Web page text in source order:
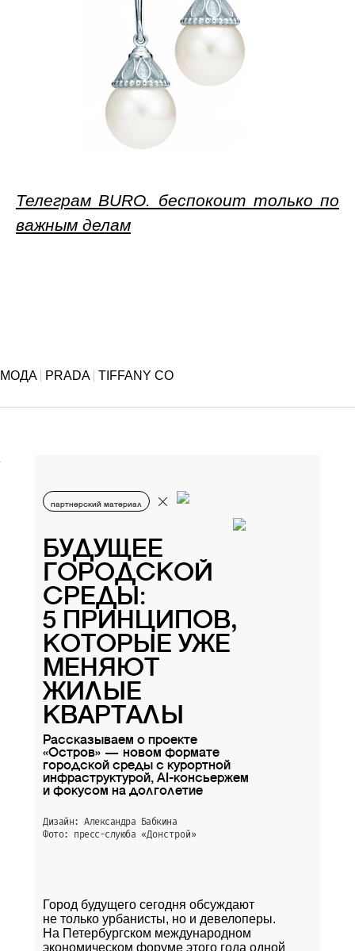
Телеграм BURO. беспокоит только по
важным делам
МОДА PRADA TIFFANY CO
партнерский материал
БУДУЩЕЕ
ГОРОДСКОЙ
СРЕДЫ:
5 ПРИНЦИПОВ,
КОТОРЫЕ УЖЕ
МЕНЯЮТ
ЖИЛЫЕ
КВАРТАЛЫ
Рассказываем о проекте
«Остров» — новом формате
городской среды с курортной
инфраструктурой, AI-консьержем
и фокусом на долголетие
Дизайн: Александра Бабкина
Фото: пресс-слуюба «Донстрой»
Город будущего сегодня обсуждают
не только урбанисты, но и девелоперы.
На Петербургском международном
экономическом форуме этого года одной